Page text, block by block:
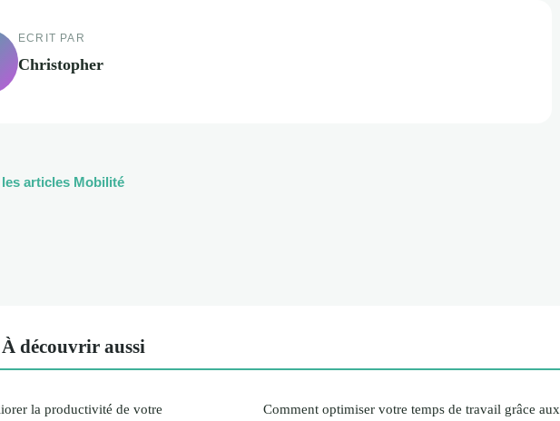
ECRIT PAR
Christopher
articles Mobilité
découvrir aussi
la productivité de votre
Comment optimiser votre temps de travail grâce aux